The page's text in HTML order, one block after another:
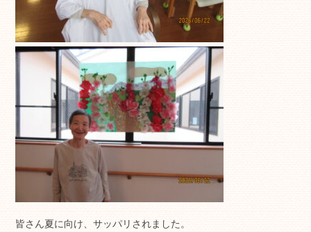
皆さん夏に向け、サッパリされました。